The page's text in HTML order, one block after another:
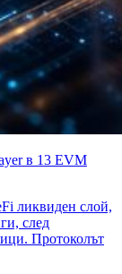
в 13 EVM
ликвиден слой,
след
Протоколът